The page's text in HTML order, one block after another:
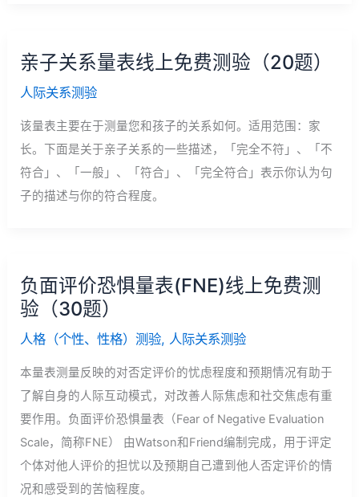
亲子关系量表线上免费测验（20题）
人际关系测验
该量表主要在于测量您和孩子的关系如何。适用范围：家
长。下面是关于亲子关系的一些描述，「完全不符」、「不
符合」、「一般」、「符合」、「完全符合」表示你认为句
子的描述与你的符合程度。
负面评价恐惧量表(FNE)线上免费测
验（30题）
人格（个性、性格）测验, 人际关系测验
本量表测量反映的对否定评价的忧虑程度和预期情况有助于
了解自身的人际互动模式，对改善人际焦虑和社交焦虑有重
要作用。负面评价恐惧量表（Fear of Negative Evaluation
Scale，简称FNE） 由Watson和Friend编制完成，用于评定
个体对他人评价的担忧以及预期自己遭到他人否定评价的情
况和感受到的苦恼程度。